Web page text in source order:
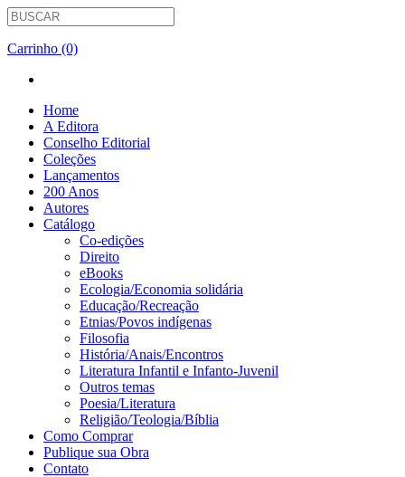
Carrinho (0)
Home
A Editora
Conselho Editorial
Coleções
Lançamentos
200 Anos
Autores
Catálogo
Co-edições
Direito
eBooks
Ecologia/Economia solidária
Educação/Recreação
Etnias/Povos indígenas
Filosofia
História/Anais/Encontros
Literatura Infantil e Infanto-Juvenil
Outros temas
Poesia/Literatura
Religião/Teologia/Bíblia
Como Comprar
Publique sua Obra
Contato